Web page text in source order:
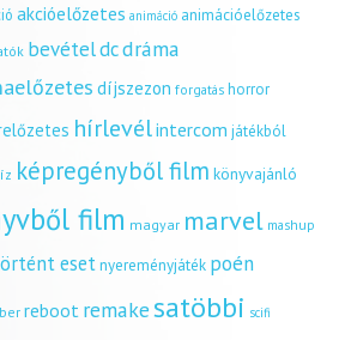
akcióelőzetes animáció animációelőzetes
bevételdcdráma
díjszezon forgatás horror
hírlevélintercom játékból
képregényből film könyvajánló
film magyar marvel mashup
esetnyereményjáték poén
reboot remakesatöbbi scifi